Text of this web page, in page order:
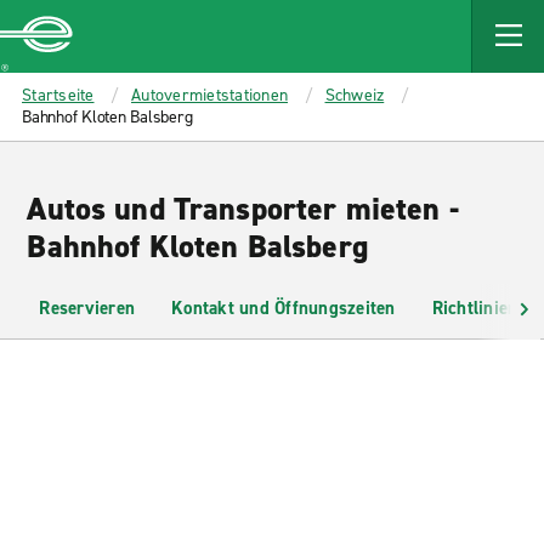
MAIN
CONTENT
Enterprise
Startseite Autovermietstationen
Schweiz
Bahnhof Kloten Balsberg
Autos und Transporter mieten -
Bahnhof Kloten Balsberg
Reservieren Kontakt und Öffnungszeiten Richtlinien